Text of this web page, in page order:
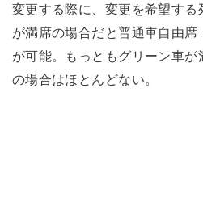
変更する際に、変更を希望す
が満席の場合だと普通車自由席
が可能。もっともグリーン車が
の場合はほとんどない。